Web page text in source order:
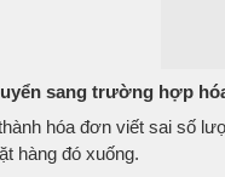
sang trường hợp
hóa đơn viết sai số
hàng đó xuống.